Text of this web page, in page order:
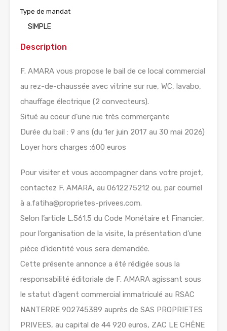
Type de mandat
SIMPLE
Description
F. AMARA vous propose le bail de ce local commercial
au rez-de-chaussée avec vitrine sur rue, WC, lavabo,
chauffage électrique (2 convecteurs).
Situé au coeur d’une rue très commerçante
Durée du bail : 9 ans (du 1er juin 2017 au 30 mai 2026)
Loyer hors charges :600 euros
Pour visiter et vous accompagner dans votre projet,
contactez F. AMARA, au 0612275212 ou, par courriel
à a.fatiha@proprietes-privees.com.
Selon l’article L.561.5 du Code Monétaire et Financier,
pour l’organisation de la visite, la présentation d’une
pièce d’identité vous sera demandée.
Cette présente annonce a été rédigée sous la
responsabilité éditoriale de F. AMARA agissant sous
le statut d’agent commercial immatriculé au RSAC
NANTERRE 902745389 auprès de SAS PROPRIETES
PRIVEES, au capital de 44 920 euros, ZAC LE CHÊNE